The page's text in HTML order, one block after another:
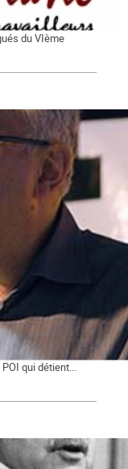
27 décembre
hebdomadaire
du VIème
? Vraiment ?
une
d’être passée par-
qui détient...